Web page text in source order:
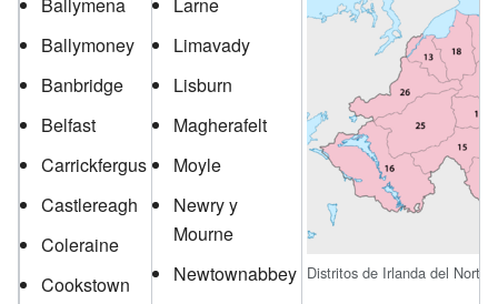
Ballymoney
Banbridge
Belfast
Carrickfergus
Castlereagh
Coleraine
Cookstown
Limavady
Lisburn
Magherafelt
Moyle
Newry y
Mourne
Newtownabbey Distritos de Irlanda del Norte.